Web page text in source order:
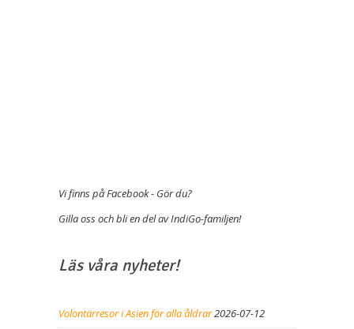
Vi finns på Facebook - Gör du?
Gilla oss och bli en del av IndiGo-familjen!
Läs våra nyheter!
Volontärresor i Asien för alla åldrar2026-07-12